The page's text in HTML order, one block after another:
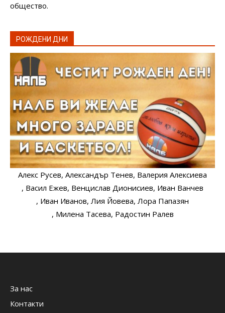
общество.
РОЖДЕНИ ДНИ
Алекс Русев, Александър Тенев, Валерия Алексиева
, Васил Ежев, Венцислав Дионисиев, Иван Ванчев
, Иван Иванов, Лия Йовева, Лора Папазян
, Милена Тасева, Радостин Ралев
За нас
Контакти